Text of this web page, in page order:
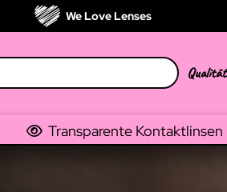
We Love Lenses
Transparente Kontaktlinsen